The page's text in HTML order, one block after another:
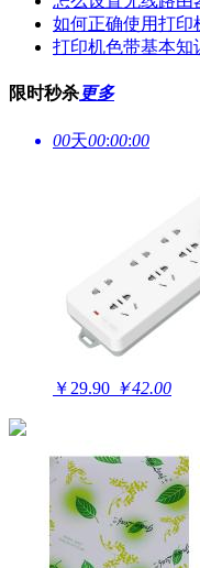
如何正确使用打印
打印机色带基本知
限时秒杀更多
00天00:00:00
￥29.90 ￥42.00